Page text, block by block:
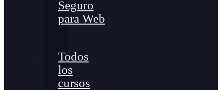
Seguro
para Web
Todos
los
cursos